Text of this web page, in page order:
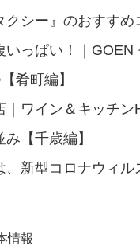
シー』のおすすめ
っぱい！｜GOEN
肴町編】
ワイン＆キッチン
【千歳編】
、新型コロナウィル
情報